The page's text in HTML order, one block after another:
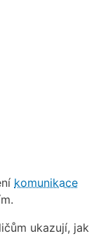
komunikace
ukazují, jak